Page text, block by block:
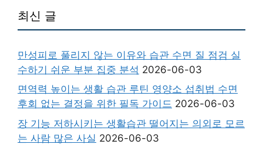
최신 글
만성피로 풀리지 않는 이유와 습관 수면 질 점검 실
수하기 쉬운 부분 집중 분석 2026-06-03
면역력 높이는 생활 습관 루틴 영양소 섭취법 수면
후회 없는 결정을 위한 필독 가이드 2026-06-03
장 기능 저하시키는 생활습관 떨어지는 의외로 모르
는 사람 많은 사실 2026-06-03